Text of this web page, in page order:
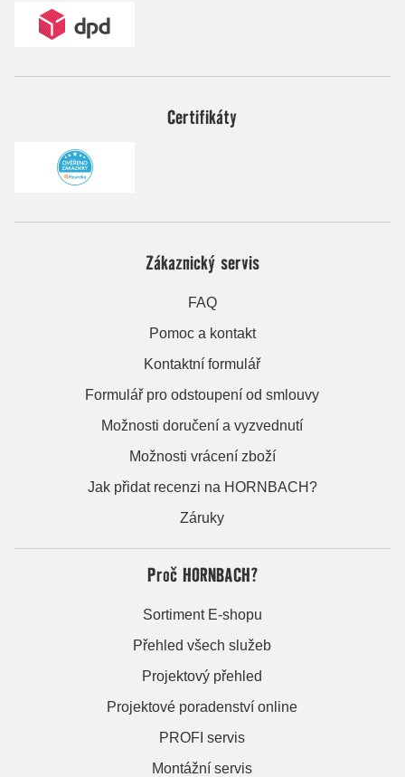
Certifikáty
Zákaznický servis
FAQ
Pomoc a kontakt
Kontaktní formulář
Formulář pro odstoupení od smlouvy
Možnosti doručení a vyzvednutí
Možnosti vrácení zboží
Jak přidat recenzi na HORNBACH?
Záruky
Proč HORNBACH?
Sortiment E-shopu
Přehled všech služeb
Projektový přehled
Projektové poradenství online
PROFI servis
Montážní servis